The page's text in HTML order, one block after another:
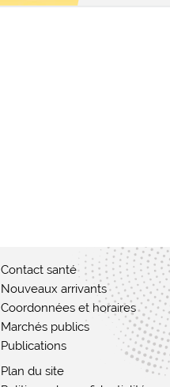
Contact santé
Nouveaux arrivants
Coordonnées et horaires
Marchés publics
Publications
Plan du site